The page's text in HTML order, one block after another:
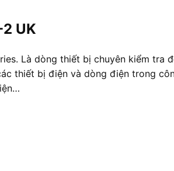
UK
Là dòng thiết bị chuyên kiểm tra
thiết bị điện và dòng điện trong